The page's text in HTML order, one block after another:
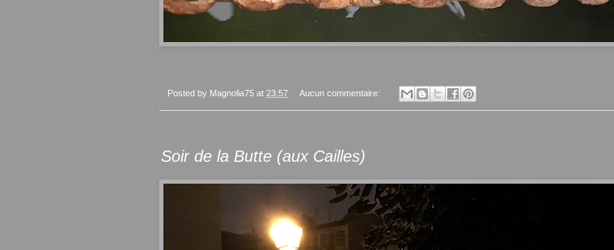
Posted by Magnolia75 at 23:57 Aucun commentaire:
Soir de la Butte (aux Cailles)